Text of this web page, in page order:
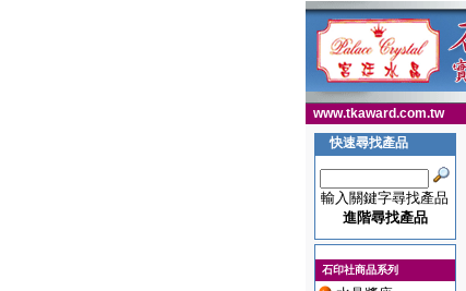
www.tkaward.com.tw
快速尋找產品
輸入關鍵字尋找產品
進階尋找產品
石印社商品系列